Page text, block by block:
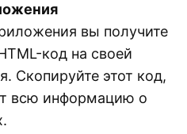
вы получите
код на своей
Скопируйте этот код,
всю информацию о